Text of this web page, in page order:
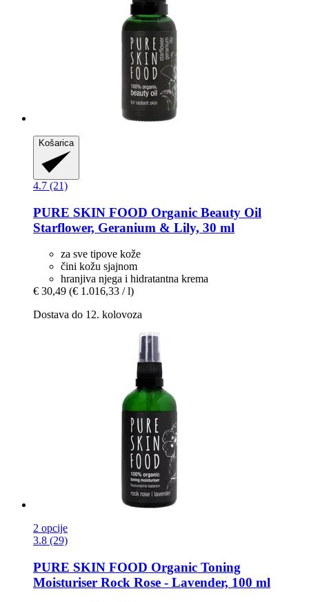
Košarica
4.7 (21)
PURE SKIN FOOD Organic Beauty Oil
Starflower, Geranium & Lily, 30 ml
za sve tipove kože
čini kožu sjajnom
hranjiva njega i hidratantna krema
€ 30,49 (€ 1.016,33 / l)
Dostava do 12. kolovoza
2 opcije
3.8 (29)
PURE SKIN FOOD Organic Toning
Moisturiser Rock Rose -​ Lavender, 100 ml